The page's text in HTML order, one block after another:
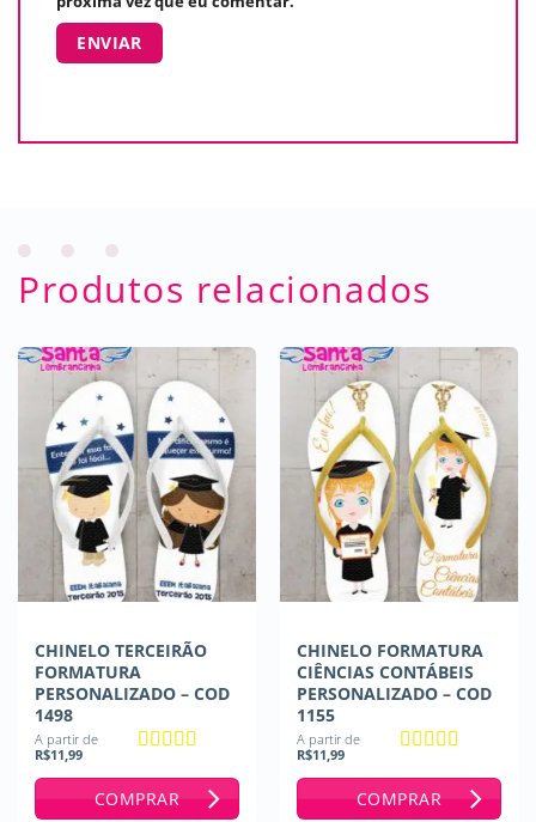
Produtos relacionados
CHINELO TERCEIRÃO
FORMATURA
PERSONALIZADO – COD
1498
A partir de
R$11,99
COMPRAR
CHINELO FORMATURA
CIÊNCIAS CONTÁBEIS
PERSONALIZADO – COD
1155
A partir de
R$11,99
COMPRAR